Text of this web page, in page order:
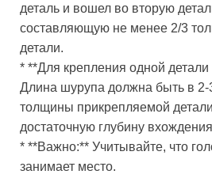
деталь и вошел во вторую
составляющую не менее 2/3
детали.
* **Для крепления одной
Длина шурупа должна быть в
толщины прикрепляемой
достаточную глубину
* **Важно:** Учитывайте, что
занимает место.